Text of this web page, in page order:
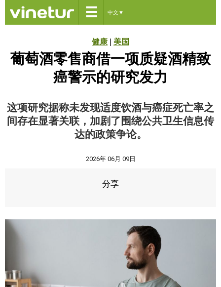
☰ 中文 ▼
健康 美国
葡萄酒零售商借一项质疑酒精致
癌警示的研究发力
这项研究据称未发现适度饮酒与癌症死亡率之
间存在显著关联，加剧了围绕公共卫生信息传
达的政策争论。
2026年 06月 09日
分享